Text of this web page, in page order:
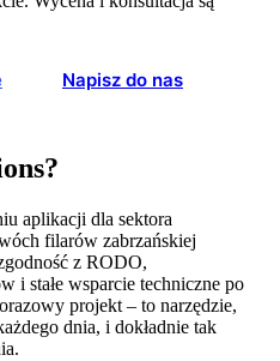
Napisz do nas
aplikacji dla sektora
filarów zabrzańskiej
z RODO,
i stałe wsparcie techniczne po
projekt – to narzędzie,
dnia, i dokładnie tak